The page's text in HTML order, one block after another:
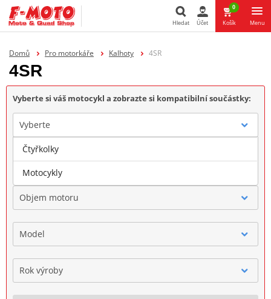
Hledat Účet
0
Košík Menu
Domů Pro motorkáře Kalhoty 4SR
4SR
Vyberte si váš motocykl a zobrazte si kompatibilní součástky:
Vyberte
Značka
Objem motoru
Model
Rok výroby
Čtyřkolky
Motocykly